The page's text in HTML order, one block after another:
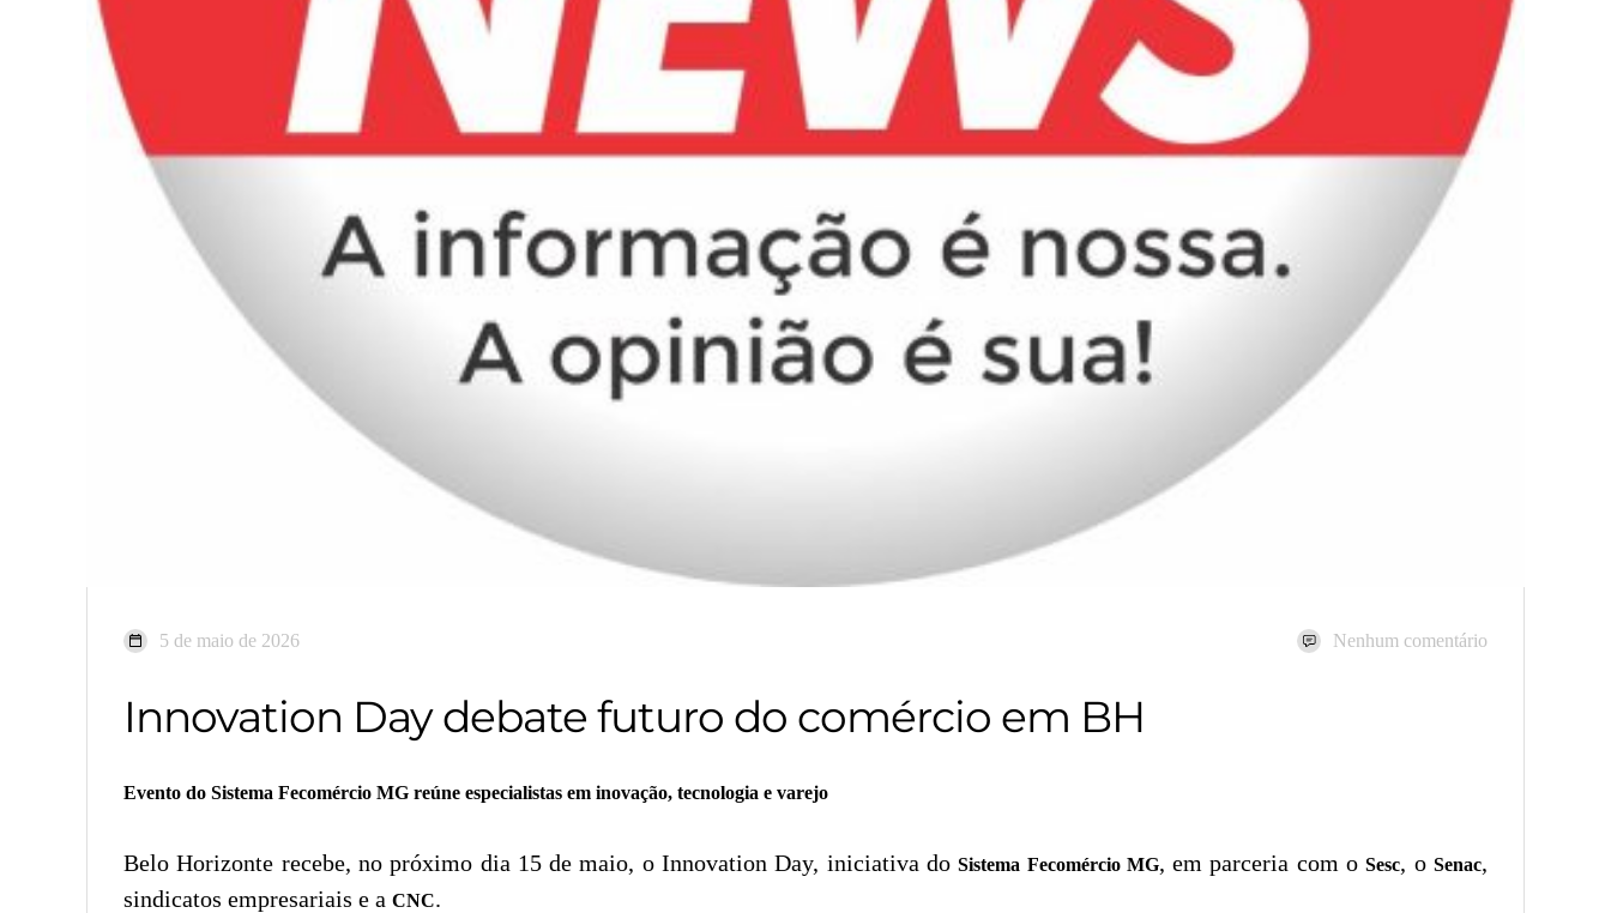
5 de maio de 2026 Nenhum comentário
Innovation Day debate futuro do comércio em BH
Evento do Sistema Fecomércio MG reúne especialistas em inovação, tecnologia e varejo
Belo Horizonte recebe, no próximo dia 15 de maio, o Innovation Day, iniciativa doSistema Fecomércio MG, em parceria com oSesc, oSenac,
sindicatos empresariais e a CNC.